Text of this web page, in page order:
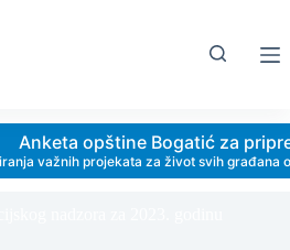
Anketa opštine Bogatić za
važnih projekata za život svih